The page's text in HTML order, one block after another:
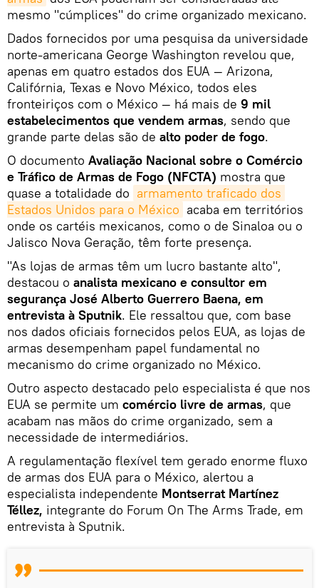
mesmo "cúmplices" do crime organizado mexicano.
Dados fornecidos por uma pesquisa da universidade
norte-americana George Washington revelou que,
apenas em quatro estados dos EUA — Arizona,
Califórnia, Texas e Novo México, todos eles
fronteiriços com o México — há mais de 9 mil
estabelecimentos que vendem armas, sendo que
grande parte delas são de alto poder de fogo.
O documento Avaliação Nacional sobre o Comércio
e Tráfico de Armas de Fogo (NFCTA) mostra que
quase a totalidade do armamento traficado dos
Estados Unidos para o México acaba em territórios
onde os cartéis mexicanos, como o de Sinaloa ou o
Jalisco Nova Geração, têm forte presença.
"As lojas de armas têm um lucro bastante alto",
destacou o analista mexicano e consultor em
segurança José Alberto Guerrero Baena, em
entrevista à Sputnik. Ele ressaltou que, com base
nos dados oficiais fornecidos pelos EUA, as lojas de
armas desempenham papel fundamental no
mecanismo do crime organizado no México.
Outro aspecto destacado pelo especialista é que nos
EUA se permite um comércio livre de armas, que
acabam nas mãos do crime organizado, sem a
necessidade de intermediários.
A regulamentação flexível tem gerado enorme fluxo
de armas dos EUA para o México, alertou a
especialista independente Montserrat Martínez
Téllez, integrante do Forum On The Arms Trade, em
entrevista à Sputnik.